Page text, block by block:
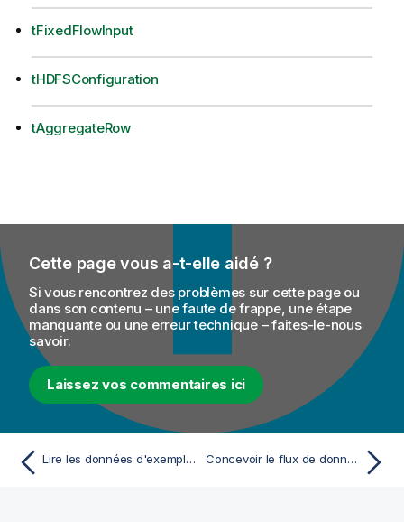
tFixedFlowInput
tHDFSConfiguration
tAggregateRow
Cette page vous a-t-elle aidé ?
Si vous rencontrez des problèmes sur cette page ou
dans son contenu – une faute de frappe, une étape
manquante ou une erreur technique – faites-le-nous
savoir.
Laissez vos commentaires ici
Lire les données d'exemple depuis S3 Concevoir le flux de données à écrire et à chiffrer dans EMR